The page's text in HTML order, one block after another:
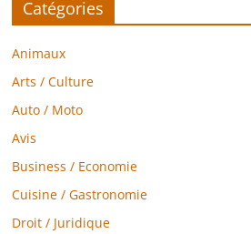
Catégories
Animaux
Arts / Culture
Auto / Moto
Avis
Business / Economie
Cuisine / Gastronomie
Droit / Juridique